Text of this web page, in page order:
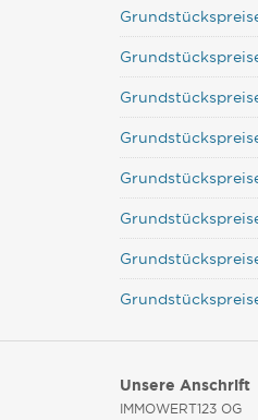
Unsere Anschrift
IMMOWERT123 OG